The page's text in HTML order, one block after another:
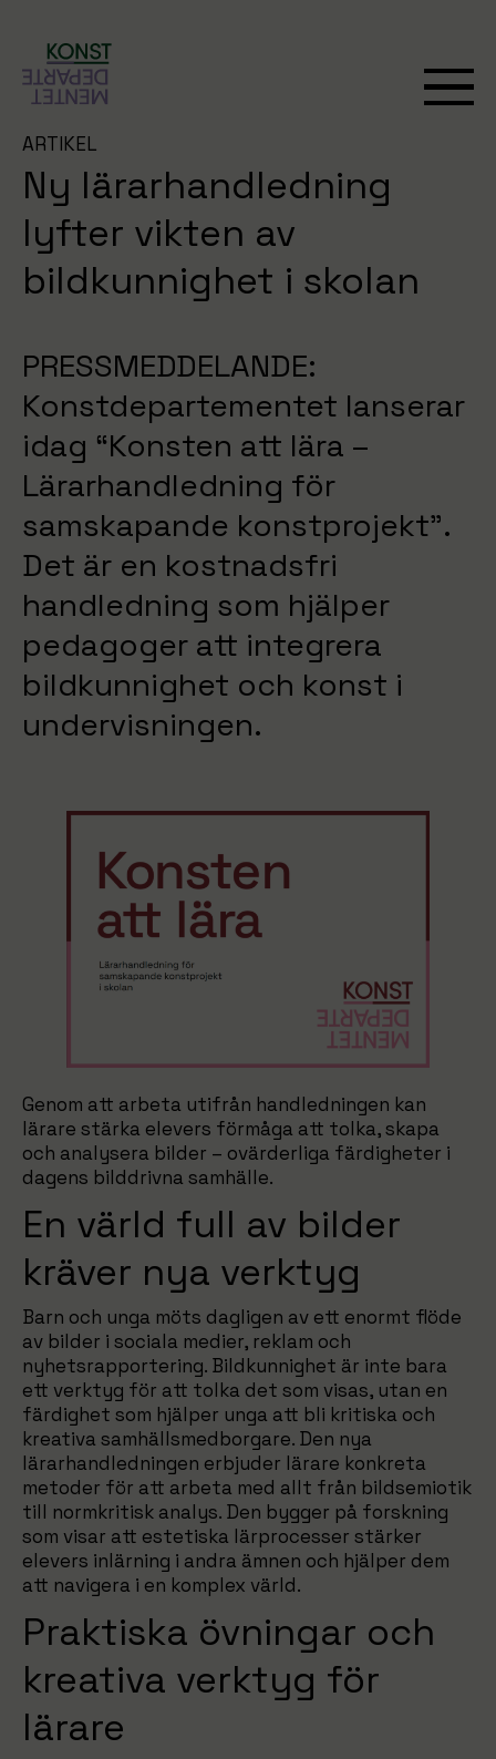
ARTIKEL
Ny lärarhandledning
lyfter vikten av
bildkunnighet i skolan
PRESSMEDDELANDE:
Konstdepartementet lanserar
idag “Konsten att lära –
Lärarhandledning för
samskapande konstprojekt”.
Det är en kostnadsfri
handledning som hjälper
pedagoger att integrera
bildkunnighet och konst i
undervisningen.
Genom att arbeta utifrån handledningen kan
lärare stärka elevers förmåga att tolka, skapa
och analysera bilder – ovärderliga färdigheter i
dagens bilddrivna samhälle.
En värld full av bilder
kräver nya verktyg
Barn och unga möts dagligen av ett enormt flöde
av bilder i sociala medier, reklam och
nyhetsrapportering. Bildkunnighet är inte bara
ett verktyg för att tolka det som visas, utan en
färdighet som hjälper unga att bli kritiska och
kreativa samhällsmedborgare. Den nya
lärarhandledningen erbjuder lärare konkreta
metoder för att arbeta med allt från bildsemiotik
till normkritisk analys. Den bygger på forskning
som visar att estetiska lärprocesser stärker
elevers inlärning i andra ämnen och hjälper dem
att navigera i en komplex värld.
Praktiska övningar och
kreativa verktyg för
lärare